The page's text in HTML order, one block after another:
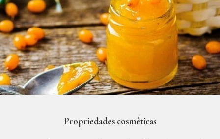
Propriedades cosméticas